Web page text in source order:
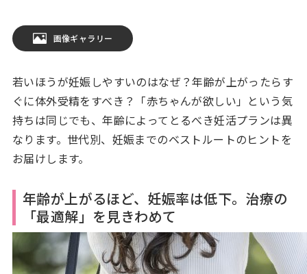
画像ギャラリー
若いほうが妊娠しやすいのはなぜ？年齢が上がったらす
ぐに体外受精をすべき？「赤ちゃんが欲しい」という気
持ちは同じでも、年齢によってとるべき妊活プランは異
なります。世代別、妊娠までのベストルートのヒントを
お届けします。
年齢が上がるほど、妊娠率は低下。治療の
「最適解」を見きわめて